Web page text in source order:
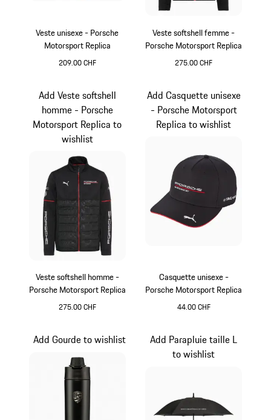
Veste unisexe - Porsche
Motorsport Replica
209.00 CHF
Veste softshell femme -
Porsche Motorsport Replica
275.00 CHF
Veste softshell homme -
Porsche Motorsport Replica
275.00 CHF
Add Veste softshell
homme - Porsche
Motorsport Replica to
wishlist
Casquette unisexe -
Porsche Motorsport Replica
44.00 CHF
Add Casquette unisexe
- Porsche Motorsport
Replica to wishlist
Add Gourde to wishlist
Add Parapluie taille L
to wishlist